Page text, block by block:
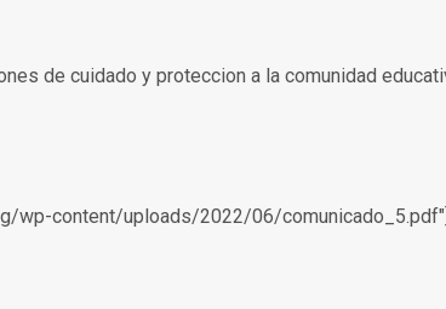
de cuidado y proteccion a la comunidad
wp-content/uploads/2022/06/comunicado_5.pdf"]